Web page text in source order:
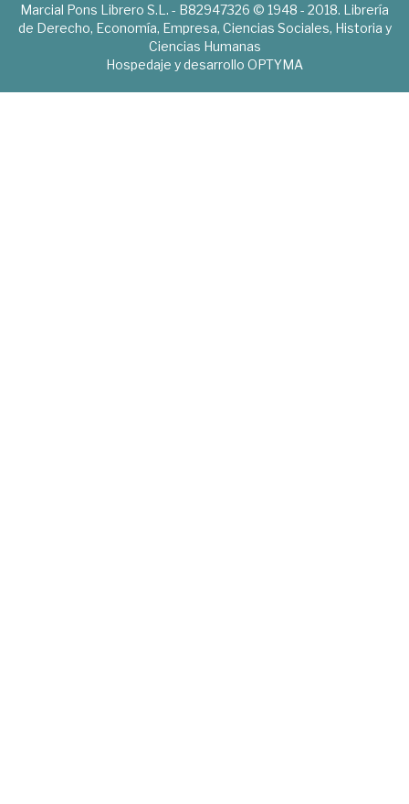
Marcial Pons Librero S.L. - B82947326 © 1948 - 2018. Librería
de Derecho, Economía, Empresa, Ciencias Sociales, Historia y
Ciencias Humanas
Hospedaje y desarrollo OPTYMA